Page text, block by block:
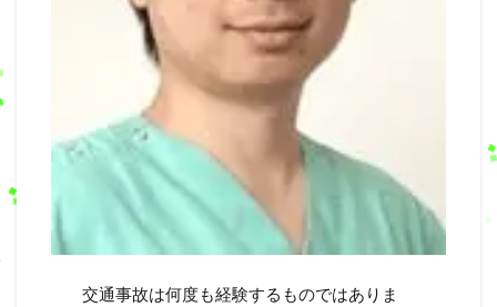
交通事故は何度も経験するものではありま